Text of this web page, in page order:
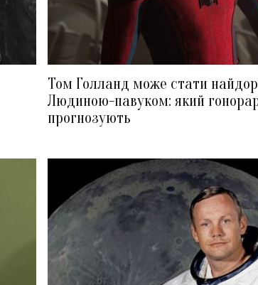
Том Голланд може стати
Людиною-павуком: який
прогнозують